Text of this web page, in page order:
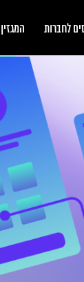
לחברות המגזין